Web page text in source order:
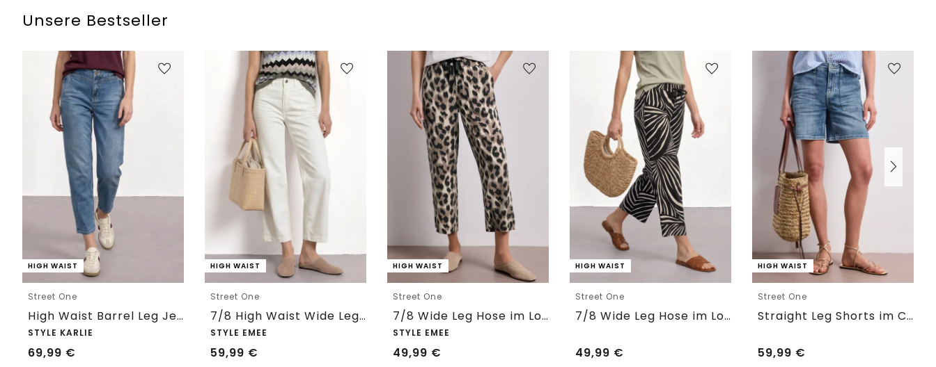
Unsere Bestseller
HIGH WAIST
Street One
High Waist Barrel Leg Jeans im Loose Fit
STYLE KARLIE
69,99 €
HIGH WAIST
Street One
7/8 High Waist Wide Leg Jeans im Loose Fit
STYLE EMEE
59,99 €
HIGH WAIST
Street One
7/8 Wide Leg Hose im Loose Fit mit Print
STYLE EMEE
49,99 €
HIGH WAIST
Street One
7/8 Wide Leg Hose im Loose Fit
49,99 €
HIGH WAIST
Street One
Straight Leg Shorts im Casual Fit
59,99 €